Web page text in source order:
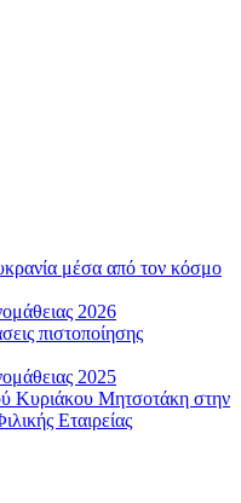
μέσα από τον κόσμο
2026
πιστοποίησης
2025
Κυριάκου Μητσοτάκη στην
Εταιρείας